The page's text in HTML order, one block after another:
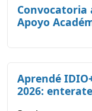
Convocatoria
Apoyo
Aprendé
2026: